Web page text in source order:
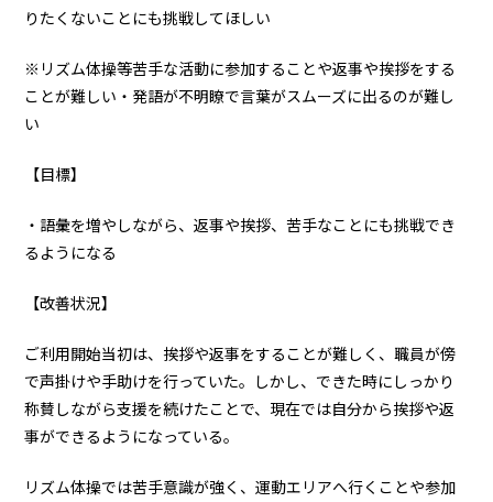
りたくないことにも挑戦してほしい
※リズム体操等苦手な活動に参加することや返事や挨拶をする
ことが難しい・発語が不明瞭で言葉がスムーズに出るのが難し
い
【目標】
・語彙を増やしながら、返事や挨拶、苦手なことにも挑戦でき
るようになる
【改善状況】
ご利用開始当初は、挨拶や返事をすることが難しく、職員が傍
で声掛けや手助けを行っていた。しかし、できた時にしっかり
称賛しながら支援を続けたことで、現在では自分から挨拶や返
事ができるようになっている。
リズム体操では苦手意識が強く、運動エリアへ行くことや参加